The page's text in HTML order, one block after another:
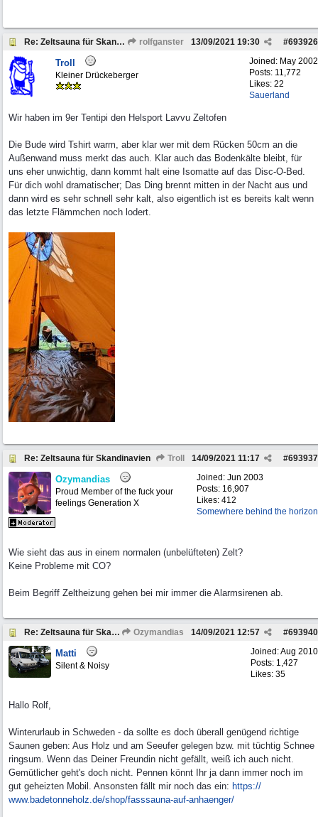
Re: Zeltsauna für Skandinavien rolfganster #693926
13/09/2021 19:30
Joined: May 2002
Posts: 11,772
Likes: 22
Sauerland
Troll
Kleiner Drückeberger
Wir haben im 9er Tentipi den Helsport Lavvu Zeltofen
Die Bude wird Tshirt warm, aber klar wer mit dem Rücken 50cm an die
Außenwand muss merkt das auch. Klar auch das Bodenkälte bleibt, für
uns eher unwichtig, dann kommt halt eine Isomatte auf das Disc-O-Bed.
Für dich wohl dramatischer; Das Ding brennt mitten in der Nacht aus und
dann wird es sehr schnell sehr kalt, also eigentlich ist es bereits kalt wenn
das letzte Flämmchen noch lodert.
Re: Zeltsauna für Skandinavien Troll #693937
14/09/2021 11:17
Joined: Jun 2003
Posts: 16,907
Likes: 412
Somewhere behind the horizon
Ozymandias
Proud Member of the fuck your
feelings Generation X
Wie sieht das aus in einem normalen (unbelüfteten) Zelt?
Keine Probleme mit CO?
Beim Begriff Zeltheizung gehen bei mir immer die Alarmsirenen ab.
Re: Zeltsauna für Skandinavien Ozymandias #693940
14/09/2021 12:57
Joined:Aug 2010
Posts: 1,427
Likes: 35
Matti
Silent & Noisy
Hallo Rolf,
Winterurlaub in Schweden - da sollte es doch überall genügend richtige
Saunen geben: Aus Holz und am Seeufer gelegen bzw. mit tüchtig Schnee
ringsum. Wenn das Deiner Freundin nicht gefällt, weiß ich auch nicht.
Gemütlicher geht's doch nicht. Pennen könnt Ihr ja dann immer noch im
gut geheizten Mobil. Ansonsten fällt mir noch das ein: https://
www.badetonneholz.de/shop/fasssauna-auf-anhaenger/